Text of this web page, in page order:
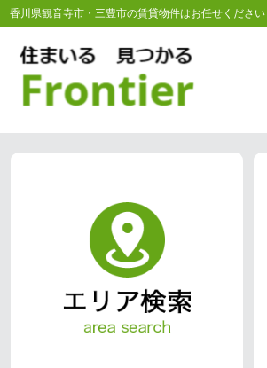
香川県観音寺市・三豊市の賃貸物件はお任せください